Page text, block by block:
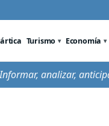
Turismo Economía
Informar, analizar,